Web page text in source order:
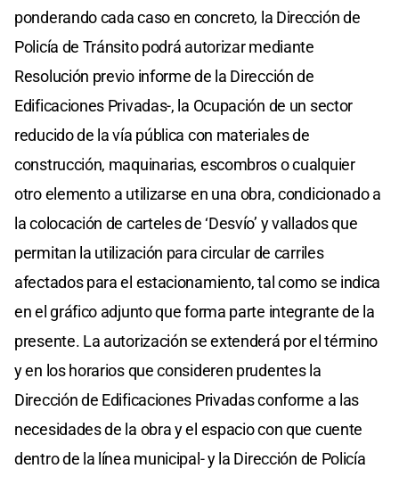
ponderando cada caso en concreto, la Dirección de
Policía de Tránsito podrá autorizar mediante
Resolución previo informe de la Dirección de
Edificaciones Privadas-, la Ocupación de un sector
reducido de la vía pública con materiales de
construcción, maquinarias, escombros o cualquier
otro elemento a utilizarse en una obra, condicionado a
la colocación de carteles de ‘Desvío’ y vallados que
permitan la utilización para circular de carriles
afectados para el estacionamiento, tal como se indica
en el gráfico adjunto que forma parte integrante de la
presente. La autorización se extenderá por el término
y en los horarios que consideren prudentes la
Dirección de Edificaciones Privadas conforme a las
necesidades de la obra y el espacio con que cuente
dentro de la línea municipal- y la Dirección de Policía